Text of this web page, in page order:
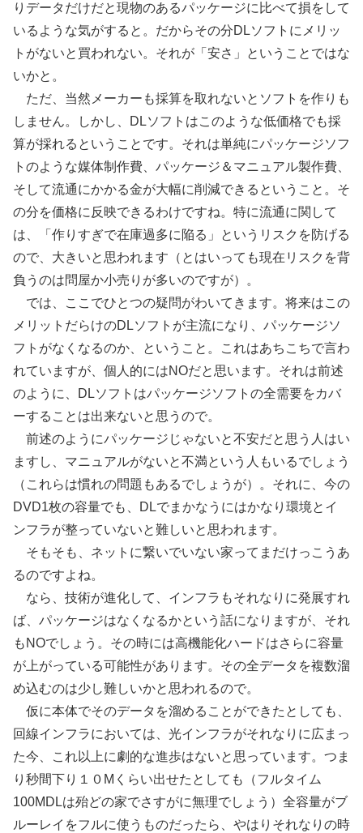
りデータだけだと現物のあるパッケージに比べて損をして
いるような気がすると。だからその分DLソフトにメリッ
トがないと買われない。それが「安さ」ということではな
いかと。
ただ、当然メーカーも採算を取れないとソフトを作りも
しません。しかし、DLソフトはこのような低価格でも採
算が採れるということです。それは単純にパッケージソフ
トのような媒体制作費、パッケージ＆マニュアル製作費、
そして流通にかかる金が大幅に削減できるということ。そ
の分を価格に反映できるわけですね。特に流通に関して
は、「作りすぎで在庫過多に陥る」というリスクを防げる
ので、大きいと思われます（とはいっても現在リスクを背
負うのは問屋か小売りが多いのですが）。
では、ここでひとつの疑問がわいてきます。将来はこの
メリットだらけのDLソフトが主流になり、パッケージソ
フトがなくなるのか、ということ。これはあちこちで言わ
れていますが、個人的にはNOだと思います。それは前述
のように、DLソフトはパッケージソフトの全需要をカバ
ーすることは出来ないと思うので。
前述のようにパッケージじゃないと不安だと思う人はい
ますし、マニュアルがないと不満という人もいるでしょう
（これらは慣れの問題もあるでしょうが）。それに、今の
DVD1枚の容量でも、DLでまかなうにはかなり環境とイ
ンフラが整っていないと難しいと思われます。
そもそも、ネットに繋いでいない家ってまだけっこうあ
るのですよね。
なら、技術が進化して、インフラもそれなりに発展すれ
ば、パッケージはなくなるかという話になりますが、それ
もNOでしょう。その時には高機能化ハードはさらに容量
が上がっている可能性があります。その全データを複数溜
め込むのは少し難しいかと思われるので。
仮に本体でそのデータを溜めることができたとしても、
回線インフラにおいては、光インフラがそれなりに広まっ
た今、これ以上に劇的な進歩はないと思っています。つま
り秒間下り１０Mくらい出せたとしても（フルタイム
100MDLは殆どの家でさすがに無理でしょう）全容量がブ
ルーレイをフルに使うものだったら、やはりそれなりの時